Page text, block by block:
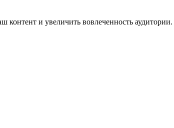
контент и увеличить вовлеченность аудитории.